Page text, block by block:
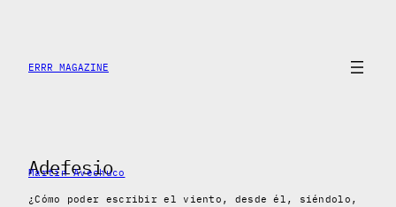
contenido
ERRR MAGAZINE
Adefesio
Martín Avechuco
¿Cómo poder escribir el viento, desde él, siéndolo,